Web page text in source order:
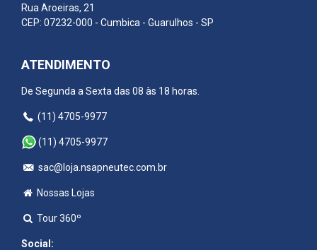
Rua Aroeiras, 21
CEP: 07232-000 - Cumbica - Guarulhos - SP
ATENDIMENTO
De Segunda a Sexta das 08 às 18 horas.
(11) 4705-9977
(11) 4705-9977
sac@loja.nsapneutec.com.br
Nossas Lojas
Tour 360º
Social: